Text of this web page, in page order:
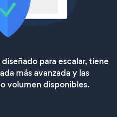
para escalar, tiene
más avanzada y las
volumen disponibles.